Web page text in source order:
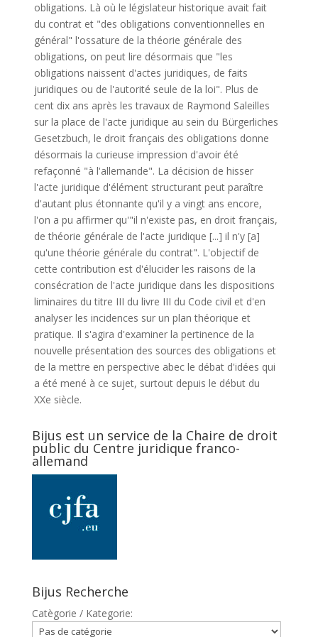
obligations. Là où le législateur historique avait fait
du contrat et "des obligations conventionnelles en
général" l'ossature de la théorie générale des
obligations, on peut lire désormais que "les
obligations naissent d'actes juridiques, de faits
juridiques ou de l'autorité seule de la loi". Plus de
cent dix ans après les travaux de Raymond Saleilles
sur la place de l'acte juridique au sein du Bürgerliches
Gesetzbuch, le droit français des obligations donne
désormais la curieuse impression d'avoir été
refaçonné "à l'allemande". La décision de hisser
l'acte juridique d'élément structurant peut paraître
d'autant plus étonnante qu'il y a vingt ans encore,
l'on a pu affirmer qu'"il n'existe pas, en droit français,
de théorie générale de l'acte juridique [...] il n'y [a]
qu'une théorie générale du contrat". L'objectif de
cette contribution est d'élucider les raisons de la
consécration de l'acte juridique dans les dispositions
liminaires du titre III du livre III du Code civil et d'en
analyser les incidences sur un plan théorique et
pratique. Il s'agira d'examiner la pertinence de la
nouvelle présentation des sources des obligations et
de la mettre en perspective abec le débat d'idées qui
a été mené à ce sujet, surtout depuis le début du
XXe siècle.
Bijus est un service de la Chaire de droit
public du Centre juridique franco-
allemand
Bijus Recherche
Catègorie / Kategorie: